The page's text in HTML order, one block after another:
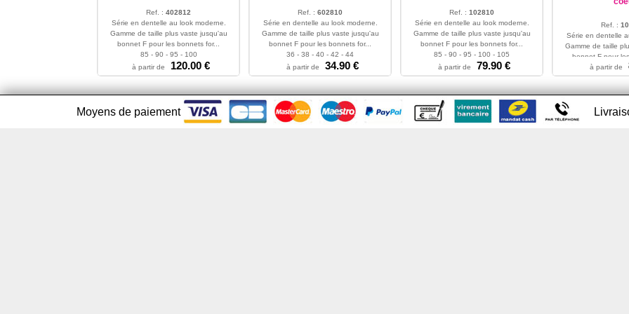
Ref. : 402812
Série en dentelle au look moderne.
Gamme de taille plus vaste jusqu'au
bonnet F pour les bonnets for...
85 - 90 - 95 - 100
à partir de
120.00 €
Ref. : 602810
Série en dentelle au look moderne.
Gamme de taille plus vaste jusqu'au
bonnet F pour les bonnets for...
36 - 38 - 40 - 42 - 44
à partir de
34.90 €
Ref. : 102810
Série en dentelle au look moderne.
Gamme de taille plus vaste jusqu'au
bonnet F pour les bonnets for...
85 - 90 - 95 - 100 - 105
à partir de
79.90 €
Ref. :
Série en dentelle
Gamme de taille
bonnet F pour
80 - 85 - 90 -
à partir de
Moyens de paiement